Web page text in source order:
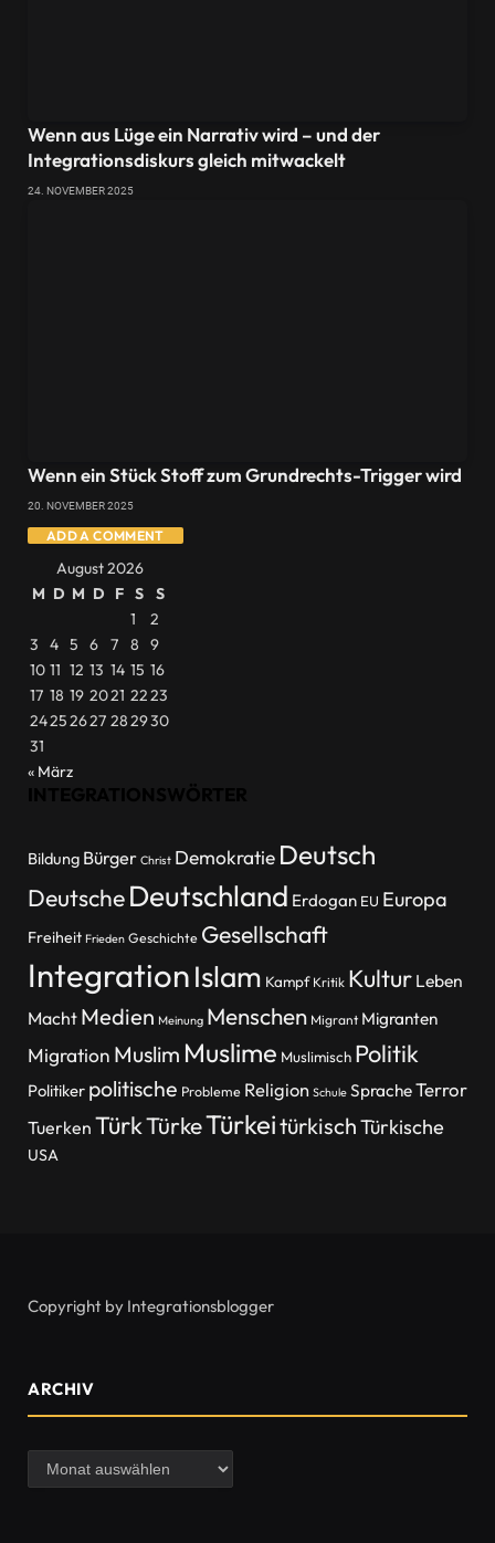
Wenn aus Lüge ein Narrativ wird – und der
Integrationsdiskurs gleich mitwackelt
24. NOVEMBER 2025
Wenn ein Stück Stoff zum Grundrechts-Trigger wird
20. NOVEMBER 2025
ADD A COMMENT
August 2026
M D M D F S
S
1
2
3
4 5 6 7 8
9
10 11 12 13 14 15 16
17 18 19 2021 2223
24252627 282930
31
« März
Bildung Bürger Christ Demokratie Deutsch
DeutscheDeutschland Erdogan EU Europa
Freiheit Frieden Geschichte Gesellschaft
IntegrationIslam Kampf Kritik Kultur Leben
Macht Medien Meinung Menschen Migrant Migranten
Migration Muslim Muslime Muslimisch Politik
Politiker politische Probleme Religion Schule SpracheTerror
Tuerken TürkTürkeTürkeitürkischTürkische
USA
Copyright by Integrationsblogger
ARCHIV
Archiv